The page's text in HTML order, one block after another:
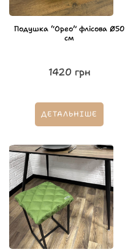
Подушка “Орео” флісова Ø50
см
1420 грн
ДЕТАЛЬНІШЕ